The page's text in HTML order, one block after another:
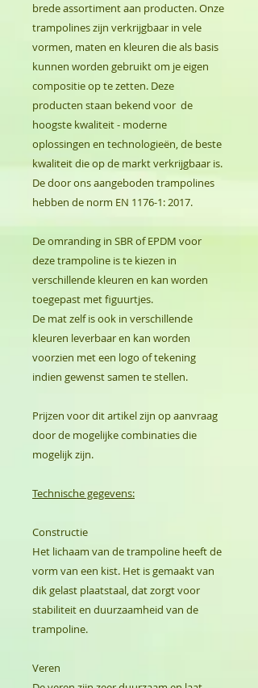
brede assortiment aan producten. Onze
trampolines zijn verkrijgbaar in vele
vormen, maten en kleuren die als basis
kunnen worden gebruikt om je eigen
compositie op te zetten. Deze
producten staan bekend voor de
hoogste kwaliteit - moderne
oplossingen en technologieën, de beste
kwaliteit die op de markt verkrijgbaar is.
De door ons aangeboden trampolines
hebben de norm EN 1176-1: 2017.
De omranding in SBR of EPDM voor
deze trampoline is te kiezen in
verschillende kleuren en kan worden
toegepast met figuurtjes.
De mat zelf is ook in verschillende
kleuren leverbaar en kan worden
voorzien met een logo of tekening
indien gewenst samen te stellen.
Prijzen voor dit artikel zijn op aanvraag
door de mogelijke combinaties die
mogelijk zijn.
Technische gegevens:
Constructie
Het lichaam van de trampoline heeft de
vorm van een kist. Het is gemaakt van
dik gelast plaatstaal, dat zorgt voor
stabiliteit en duurzaamheid van de
trampoline.
Veren